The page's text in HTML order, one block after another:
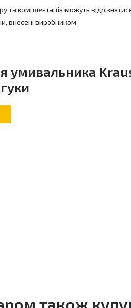
та комплектація можуть
внесені виробником
умивальника
також